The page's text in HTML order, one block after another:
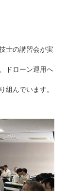
士の講習会が実
ドローン運用へ
組んでいます。